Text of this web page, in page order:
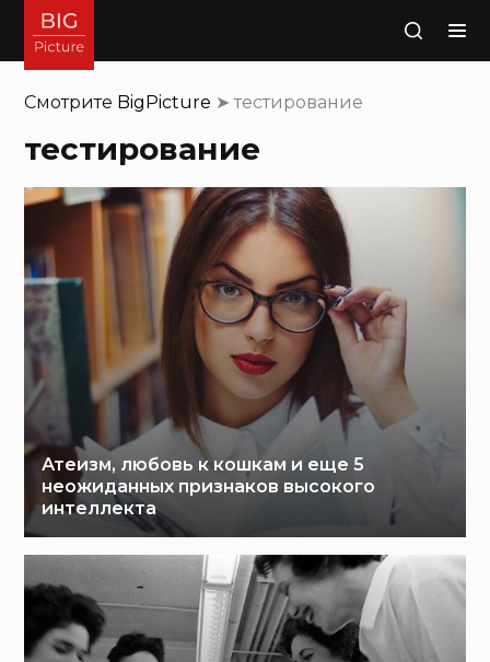
Поиск
Смотрите BigPicture ➤тестирование
тестирование
Атеизм, любовь к кошкам и еще 5
неожиданных признаков высокого
интеллекта